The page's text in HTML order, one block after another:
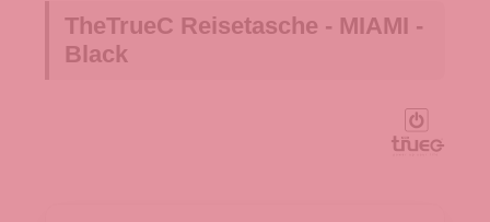
TheTrueC Reisetasche - MIAMI -
Black